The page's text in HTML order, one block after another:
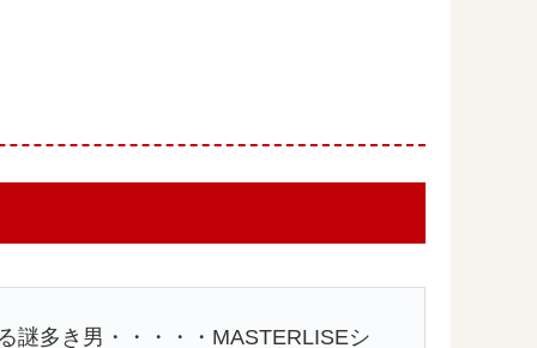
謎多き男・・・・・MASTERLISEシ